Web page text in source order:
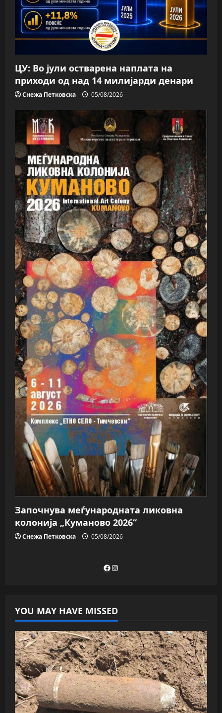
ЦУ: Во јули остварена наплата на
приходи од над 14 милијарди денари
Снежа Петковска 05/08/2026
Започнува меѓународната ликовна
колонија „Куманово 2026“
Снежа Петковска 05/08/2026
Facebook
Instagram
YOU MAY HAVE MISSED